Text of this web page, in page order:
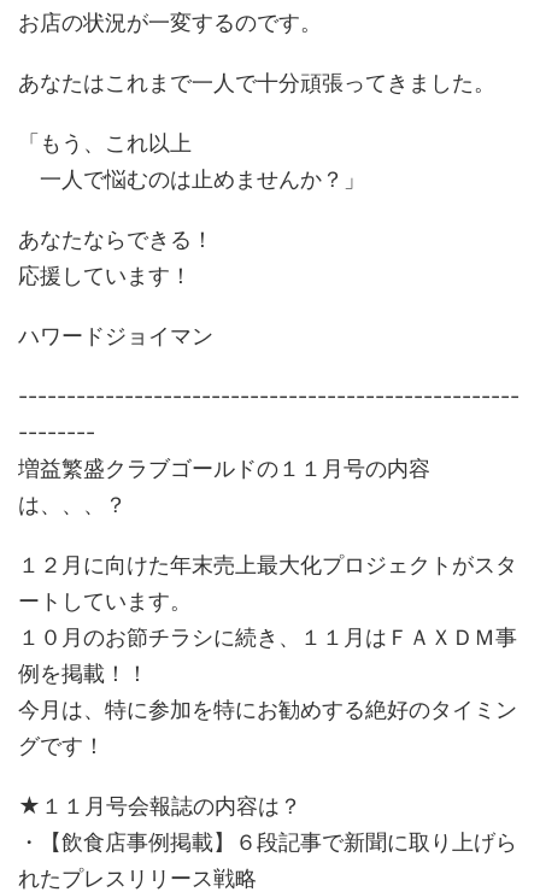
お店の状況が一変するのです。
あなたはこれまで一人で十分頑張ってきました。
「もう、これ以上
一人で悩むのは止めませんか？」
あなたならできる！
応援しています！
ハワードジョイマン
----------------------------------------------------
--------
増益繁盛クラブゴールドの１１月号の内容
は、、、？
１２月に向けた年末売上最大化プロジェクトがスタ
ートしています。
１０月のお節チラシに続き、１１月はＦＡＸＤＭ事
例を掲載！！
今月は、特に参加を特にお勧めする絶好のタイミン
グです！
★１１月号会報誌の内容は？
・【飲食店事例掲載】６段記事で新聞に取り上げら
れたプレスリリース戦略